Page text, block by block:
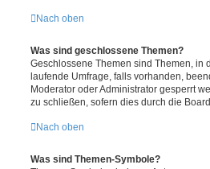
Nach oben
Was sind geschlossene Themen?
Geschlossene Themen sind Themen,
laufende Umfrage, falls vorhanden,
Moderator oder Administrator gesperrt
zu schließen, sofern dies durch die
Nach oben
Was sind Themen-Symbole?